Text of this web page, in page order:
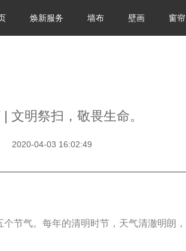
焕新服务 墙布 壁画 窗帘
文明祭扫，敬畏生命。
2020-04-03 16:02:49
节气。每年的清明时节，天气清澈明朗